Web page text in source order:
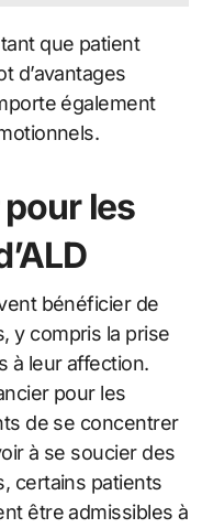
que patient
d’avantages
également
les
bénéficier de
y compris la prise
à leur affection.
pour les
de se concentrer
à se soucier des
certains patients
être admissibles à